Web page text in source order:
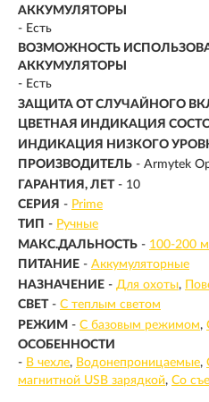
АККУМУЛЯТОРЫ
- Есть
ВОЗМОЖНОСТЬ
АККУМУЛЯТОРЫ
- Есть
ЗАЩИТА ОТ СЛУЧАЙНОГО
ЦВЕТНАЯ ИНДИКАЦИЯ
ИНДИКАЦИЯ НИЗКОГО
ПРОИЗВОДИТЕЛЬ - Armytek
ГАРАНТИЯ, ЛЕТ - 10
СЕРИЯ - Prime
ТИП - Ручные
МАКС.ДАЛЬНОСТЬ - 100-200 м
ПИТАНИЕ - Аккумуляторные
НАЗНАЧЕНИЕ - Для охоты
СВЕТ - С теплым светом
РЕЖИМ - С базовым режимом
ОСОБЕННОСТИ
- В чехле Водонепроницаемые
магнитной USB зарядкой Со